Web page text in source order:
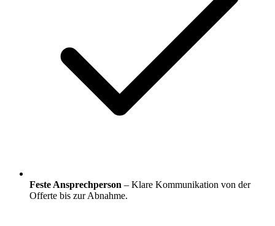
Feste Ansprechperson – Klare Kommunikation von der
Offerte bis zur Abnahme.